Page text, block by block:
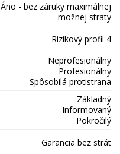
Áno - bez záruky maximálnej
možnej straty
Rizikový profil 4
Neprofesionálny
Profesionálny
Spôsobilá protistrana
Základný
Informovaný
Pokročilý
Garancia bez strát